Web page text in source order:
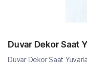
Duvar Dekor Saat
Duvar Dekor Saat